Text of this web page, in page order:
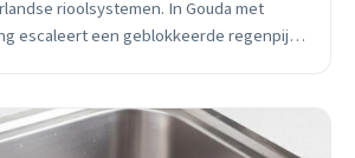
rioolsystemen. In Gouda met
escaleert een geblokkeerde regenpijp